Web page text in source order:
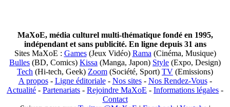
MaXoE, média culturel multi-thématique fondé en 1995,
indépendant et sans publicité. En ligne depuis 31 ans
Sites MaXoE : Games(Jeux Vidéo) Rama (Cinéma, Musique)
Bulles (BD, Comics) Kissa (Manga, Japon) Style (Expo, Design)
Tech (Hi-tech, Geek) Zoom (Société, Sport) TV (Emissions)
A propos- Ligne éditoriale- Nos sites- Nos Rendez-Vous-
Actualité - Partenariats - Rejoindre MaXoE - Informations légales -
Contact